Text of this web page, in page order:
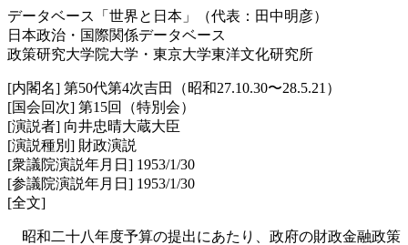
データベース「世界と日本」（代表：田中明彦）
日本政治・国際関係データベース
政策研究大学院大学・東京大学東洋文化研究所
[内閣名] 第50代第4次吉田（昭和27.10.30〜28.5.21）
[国会回次] 第15回（特別会）
[演説者] 向井忠晴大蔵大臣
[演説種別] 財政演説
[衆議院演説年月日] 1953/1/30
[参議院演説年月日] 1953/1/30
[全文]
昭和二十八年度予算の提出にあたり、政府の財政金融政策